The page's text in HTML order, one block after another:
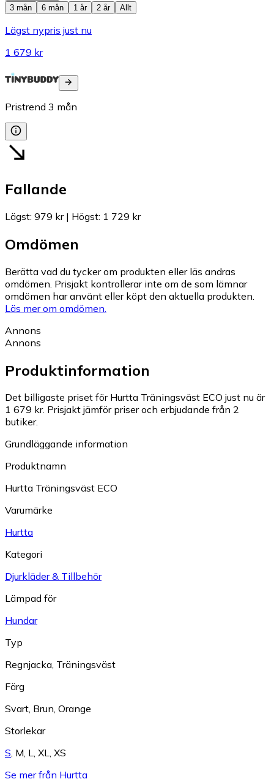
3 mån
6 mån 1 år 2 år Allt
Lägst nypris just nu
1 679 kr
Pristrend 3 mån
Fallande
Lägst: 979 kr| Högst: 1 729 kr
Omdömen
Berätta vad du tycker om produkten eller läs andras
omdömen. Prisjakt kontrollerar inte om de som lämnar
omdömen har använt eller köpt den aktuella produkten.
Läs mer om omdömen.
Annons
Annons
Produktinformation
Det billigaste priset för Hurtta Träningsväst ECO just nu är
1 679 kr. Prisjakt jämför priser och erbjudande från 2
butiker.
Grundläggande information
Produktnamn
Hurtta Träningsväst ECO
Varumärke
Hurtta
Kategori
Djurkläder & Tillbehör
Lämpad för
Hundar
Typ
Regnjacka, Träningsväst
Färg
Svart, Brun, Orange
Storlekar
S, M, L, XL, XS
Se mer från Hurtta